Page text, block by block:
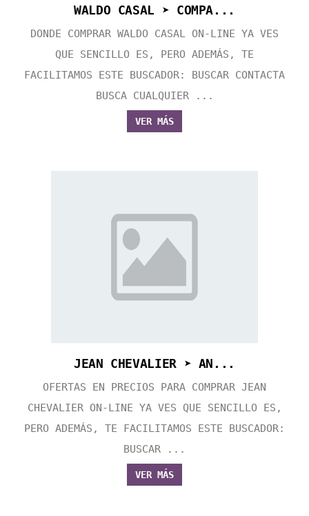
WALDO CASAL ➤ COMPA...
DONDE COMPRAR WALDO CASAL ON-LINE YA VES
QUE SENCILLO ES, PERO ADEMÁS, TE
FACILITAMOS ESTE BUSCADOR: BUSCAR CONTACTA
BUSCA CUALQUIER ...
VER MÁS
JEAN CHEVALIER ➤ AN...
OFERTAS EN PRECIOS PARA COMPRAR JEAN
CHEVALIER ON-LINE YA VES QUE SENCILLO ES,
PERO ADEMÁS, TE FACILITAMOS ESTE BUSCADOR:
BUSCAR ...
VER MÁS